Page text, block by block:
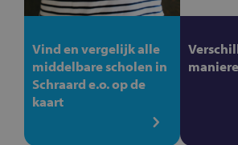
Vind en vergelijk alle
middelbare scholen in
Schraard e.o. op de
kaart